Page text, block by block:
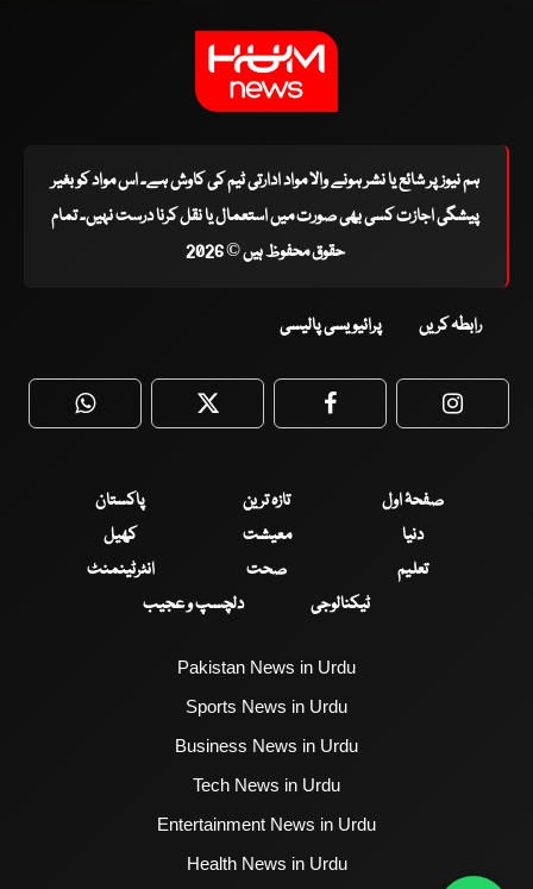
ہم نیوز پر شائع یا نشر ہونے والا مواد ادارتی ٹیم کی کاوش ہے۔ اس مواد کو بغیر
پیشگی اجازت کسی بھی صورت میں استعمال یا نقل کرنا درست نہیں۔ تمام
حقوق محفوظ ہیں © 2026
رابطہ کریں پرائیویسی پالیسی
WhatsApp Twitter Facebook
صفحۂ اول تازہ ترین
پاکستان
دنیا
معیشت
کھیل
تعلیم
صحت
انٹرٹینمنٹ
ٹیکنالوجی
دلچسپ و عجیب
Pakistan News in Urdu
Sports News in Urdu
Business News in Urdu
Tech News in Urdu
Entertainment News in Urdu
Health News in Urdu